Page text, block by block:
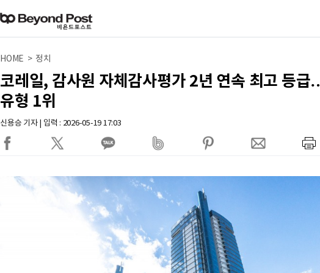
HOME > 정치
코레일, 감사원 자체감사평가 2년 연속 최고 등
유형 1위
신용승 기자 | 입력 : 2026-05-19 17:03